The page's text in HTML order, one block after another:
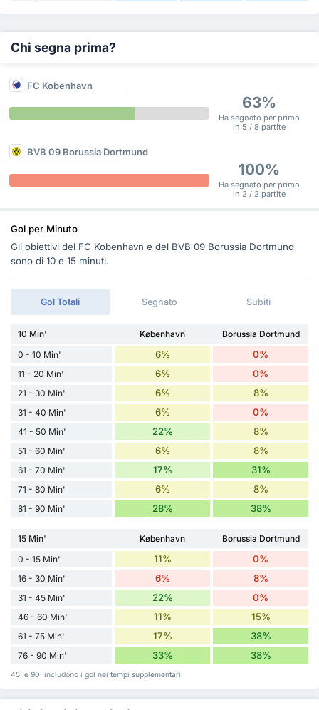
Chi segna prima?
FC Kobenhavn
63%
Ha segnato per primo
in 5 / 8 partite
BVB 09 Borussia Dortmund
100%
Ha segnato per primo
in 2 / 2 partite
Gol per Minuto
Gli obiettivi del FC Kobenhavn e del BVB 09 Borussia Dortmund
sono di 10 e 15 minuti.
Gol Totali Segnato Subiti
10 Min' København
Borussia Dortmund
0 - 10 Min'
6% 0%
11 - 20 Min' 6% 0%
21 - 30 Min' 6% 8%
31 - 40 Min' 6% 0%
41 - 50 Min' 22% 8%
51 - 60 Min' 6% 8%
61 - 70 Min' 17% 31%
71 - 80 Min' 6% 8%
81 - 90 Min' 28% 38%
15 Min' København
Borussia Dortmund
0 - 15 Min'
11% 0%
16 - 30 Min' 6% 8%
31 - 45 Min' 22% 0%
46 - 60 Min' 11% 15%
61 - 75 Min' 17% 38%
76 - 90 Min' 33% 38%
45' e 90' includono i gol nei tempi supplementari.